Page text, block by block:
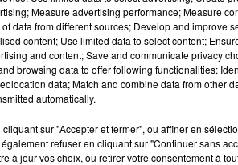
6h00 - 10h00
LA FAMILLE
si Reims a touché plusieurs
Measure advertising performance; Measure
data from different sources; Develop and improve
content; Use limited data to select content;
and content; Save and communicate privacy
browsing data to offer following functionalities:
data; Match and combine data from other
automatically.
sur "Accepter et fermer", ou affiner en
refuser en cliquant sur "Continuer sans
à jour vos choix, ou retirer votre consentement à